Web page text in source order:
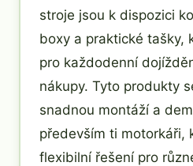
stroje jsou k dispozici
boxy a praktické tašky,
pro každodenní
nákupy. Tyto produkty
snadnou montáží a
především ti motorkáři,
flexibilní řešení pro